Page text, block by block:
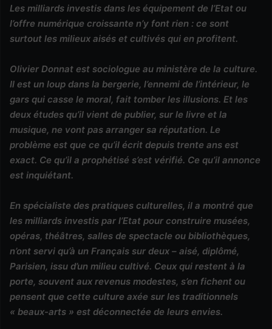
Les milliards investis dans les équipement de l’Etat ou
l’offre numérique croissante n’y font rien : ce sont
surtout les milieux aisés et cultivés qui en profitent.
Olivier Donnat est sociologue au ministère de la culture.
Il est un loup dans la bergerie, l’ennemi de l’intérieur, le
gars qui casse le moral, fait tomber les illusions. Et les
deux études qu’il vient de publier, sur le livre et la
musique, ne vont pas arranger sa réputation. Le
problème est que ce qu’il écrit depuis trente ans est
exact. Ce qu’il a prophétisé s’est vérifié. Ce qu’il annonce
est inquiétant.
En spécialiste des pratiques culturelles, il a montré que
les milliards investis par l’Etat pour construire musées,
opéras, théâtres, salles de spectacle ou bibliothèques,
n’ont servi qu’à un Français sur deux – aisé, diplômé,
Parisien, issu d’un milieu cultivé. Ceux qui restent à la
porte, souvent aux revenus modestes, s’en fichent ou
pensent que cette culture axée sur les traditionnels
« beaux-arts » est déconnectée de leurs envies.